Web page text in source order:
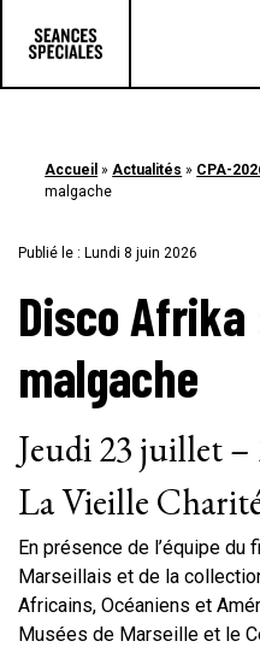
Accueil »Actualités » CPA-
malgache
Publié le : Lundi 8 juin 2026
Disco
malgache
Jeudi 23 juillet –
La Vieille
En présence de l’équipe du
Marseillais et de la
Africains, Océaniens et
Musées de Marseille et le